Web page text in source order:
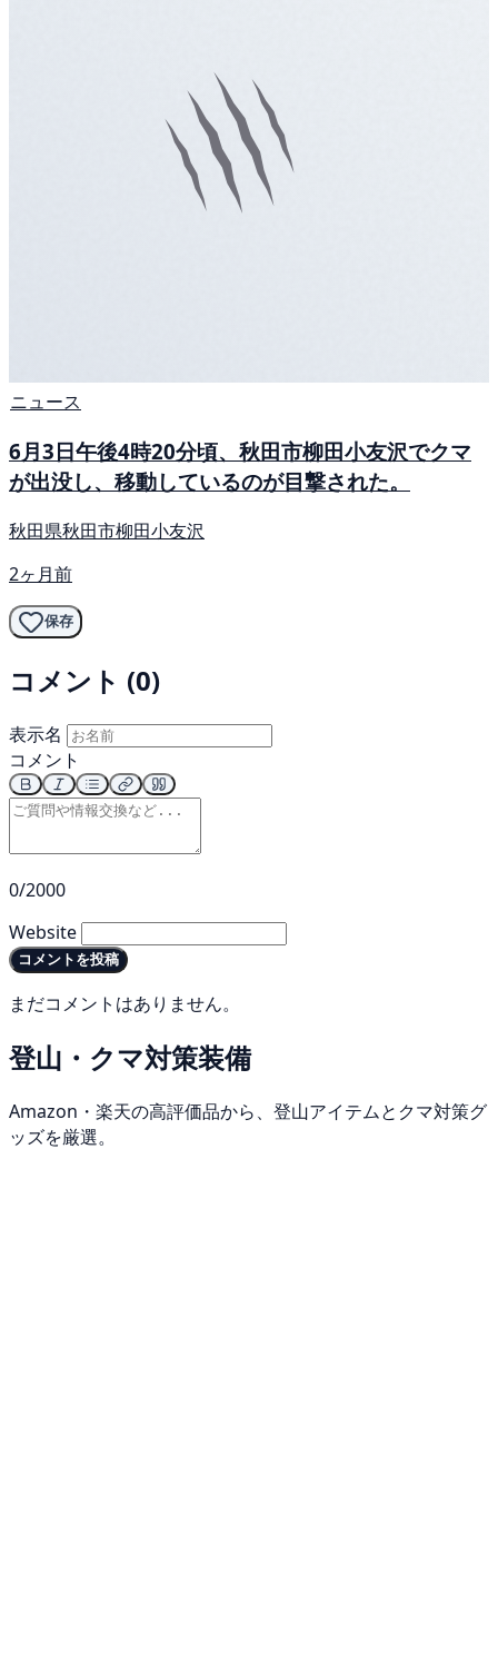
ニュース
6月3日午後4時20分頃、秋田市柳田小友沢でクマ
が出没し、移動しているのが目撃された。
秋田県秋田市柳田小友沢
2ヶ月前
保存
コメント (0)
表示名
コメント
0/2000
Website
コメントを投稿
まだコメントはありません。
登山・クマ対策装備
Amazon・楽天の高評価品から、登山アイテムとクマ対策グ
ッズを厳選。